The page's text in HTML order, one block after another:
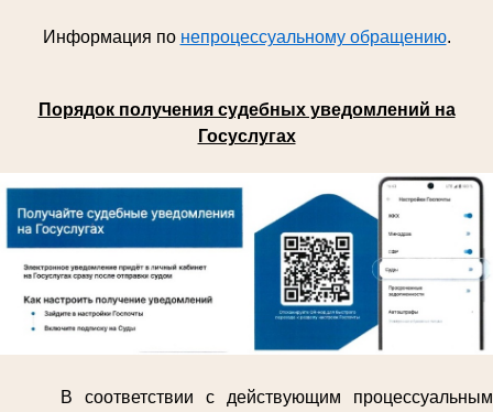
Информация по непроцессуальному обращению.
Порядок получения судебных уведомлений на
Госуслугах
В соответствии с действующим процессуальным